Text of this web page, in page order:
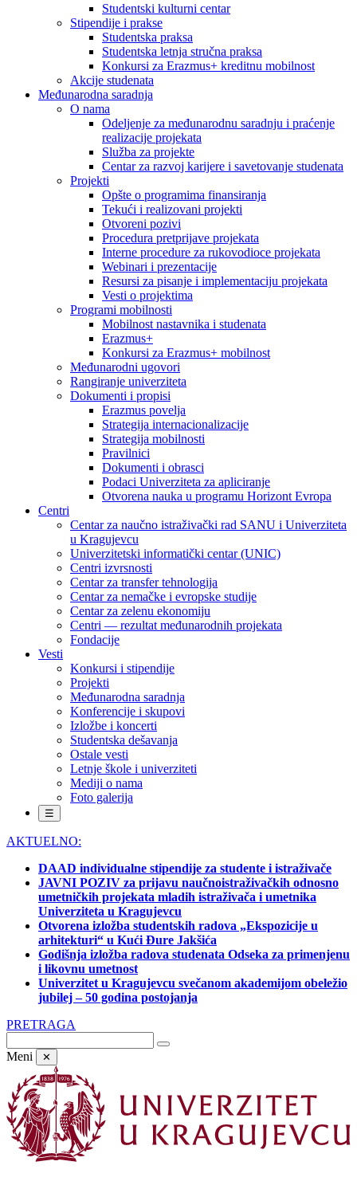
Studentski kulturni centar
Stipendije i prakse
Studentska praksa
Studentska letnja stručna praksa
Konkursi za Erazmus+ kreditnu mobilnost
Akcije studenata
Međunarodna saradnja
O nama
Odeljenje za međunarodnu saradnju i praćenje
realizacije projekata
Služba za projekte
Centar za razvoj karijere i savetovanje studenata
Projekti
Opšte o programima finansiranja
Tekući i realizovani projekti
Otvoreni pozivi
Procedura pretprijave projekata
Interne procedure za rukovodioce projekata
Webinari i prezentacije
Resursi za pisanje i implementaciju projekata
Vesti o projektima
Programi mobilnosti
Mobilnost nastavnika i studenata
Erazmus+
Konkursi za Erazmus+ mobilnost
Međunarodni ugovori
Rangiranje univerziteta
Dokumenti i propisi
Erazmus povelja
Strategija internacionalizacije
Strategija mobilnosti
Pravilnici
Dokumenti i obrasci
Podaci Univerziteta za apliciranje
Otvorena nauka u programu Horizont Evropa
Centri
Centar za naučno istraživački rad SANU i Univerziteta
u Kragujevcu
Univerzitetski informatički centar (UNIC)
Centri izvrsnosti
Centar za transfer tehnologija
Centar za nemačke i evropske studije
Centar za zelenu ekonomiju
Centri — rezultat međunarodnih projekata
Fondacije
Vesti
Konkursi i stipendije
Projekti
Međunarodna saradnja
Konferencije i skupovi
Izložbe i koncerti
Studentska dešavanja
Ostale vesti
Letnje škole i univerziteti
Mediji o nama
Foto galerija
☰
AKTUELNO:
DAAD individualne stipendije za studente i istraživače
JAVNI POZIV za prijavu naučnoistraživačkih odnosno
umetničkih projekata mladih istraživača i umetnika
Univerziteta u Kragujevcu
Otvorena izložba studentskih radova „Ekspozicije u
arhitekturi“ u Kući Đure Jakšića
Godišnja izložba radova studenata Odseka za primenjenu
i likovnu umetnost
Univerzitet u Kragujevcu svečanom akademijom obeležio
jubilej – 50 godina postojanja
PRETRAGA
Meni ✕